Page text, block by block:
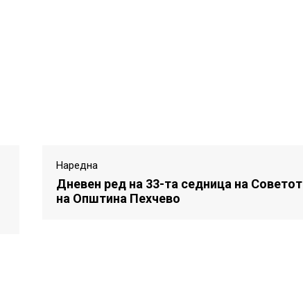
Наредна
Дневен ред на 33-та седница на Советот
на Општина Пехчево